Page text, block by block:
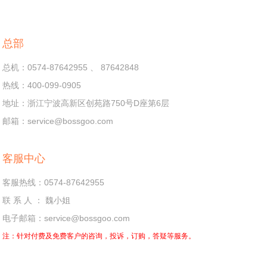
总部
总机：0574-87642955 、 87642848
热线：400-099-0905
地址：浙江宁波高新区创苑路750号D座第6层
邮箱：service@bossgoo.com
客服中心
客服热线：0574-87642955
联 系 人 ： 魏小姐
电子邮箱：service@bossgoo.com
注：针对付费及免费客户的咨询，投诉，订购，答疑等服务。